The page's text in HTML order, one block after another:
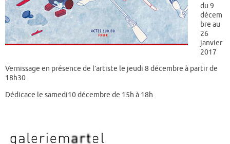
du 9
décem
bre au
26
janvier
2017
Vernissage en présence de l’artiste le jeudi 8 décembre à partir de
18h30
Dédicace le samedi10 décembre de 15h à 18h